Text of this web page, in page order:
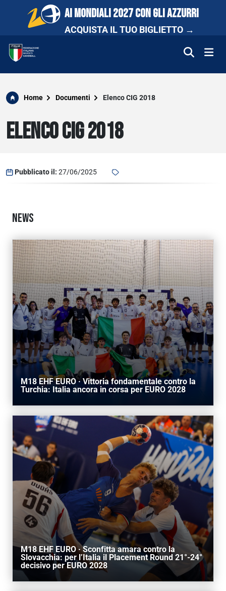
AI MONDIALI 2027 CON GLI AZZURRI
ACQUISTA IL TUO BIGLIETTO →
SCUOLA E PROMOZIONE
AREA RISERVATA
UTILITÀ
Home Documenti Elenco CIG 2018
ELENCO CIG 2018
Pubblicato il: 27/06/2025
NEWS
M18 EHF EURO · Vittoria fondamentale contro la
Turchia: Italia ancora in corsa per EURO 2028
M18 EHF EURO · Sconfitta amara contro la
Slovacchia: per l’Italia il Placement Round 21°-24°
decisivo per EURO 2028